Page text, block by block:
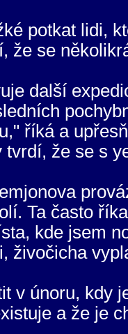
potkat lidi,
že se
další
říká a
že se s
Ta často
kde jsem
živočicha
v únoru, kdy
a že je